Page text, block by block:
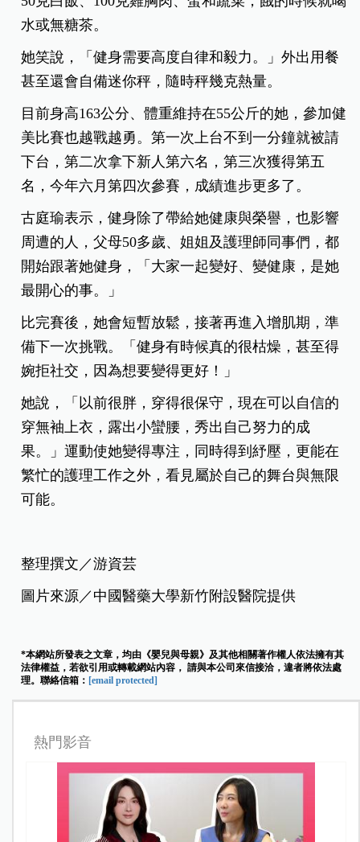
水或無糖茶。
她笑說，「健身需要高度自律和毅力。」外出用餐
甚至還會自備迷你秤，隨時秤幾克熱量。
目前身高163公分、體重維持在55公斤的她，參加健
美比賽也越戰越勇。第一次上台不到一分鐘就被請
下台，第二次拿下新人第六名，第三次獲得第五
名，今年六月第四次參賽，成績進步更多了。
古庭瑜表示，健身除了帶給她健康與榮譽，也影響
周遭的人，父母50多歲、姐姐及護理師同事們，都
開始跟著她健身，「大家一起變好、變健康，是她
最開心的事。」
比完賽後，她會短暫放鬆，接著再進入增肌期，準
備下一次挑戰。「健身有時候真的很枯燥，甚至得
婉拒社交，因為想要變得更好！」
她說，「以前很胖，穿得很保守，現在可以自信的
穿無袖上衣，露出小蠻腰，秀出自己努力的成
果。」運動使她變得專注，同時得到紓壓，更能在
繁忙的護理工作之外，看見屬於自己的舞台與無限
可能。
整理撰文／游資芸
圖片來源／中國醫藥大學新竹附設醫院提供
*本網站所發表之文章，均由《嬰兒與母親》及其他相關著作權人依法擁有其
法律權益，若欲引用或轉載網站內容， 請與本公司來信接洽，違者將依法處
理。聯絡信箱： [email protected]
熱門影音